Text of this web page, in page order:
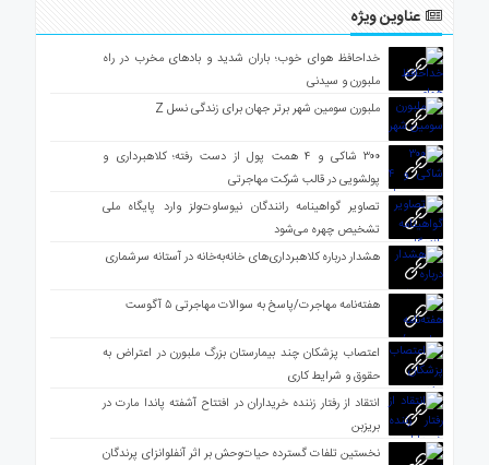
عناوین ویژه
خداحافظ هوای خوب؛ باران شدید و بادهای مخرب در راه
ملبورن و سیدنی
ملبورن سومین شهر برتر جهان برای زندگی نسل Z
۳۰۰ شاکی و ۴ همت پول از دست رفته؛ کلاهبرداری و
پولشویی در قالب شرکت مهاجرتی
تصاویر گواهینامه رانندگان نیوساوت‌ولز وارد پایگاه ملی
تشخیص چهره می‌شود
هشدار درباره کلاهبرداری‌های خانه‌به‌خانه در آستانه سرشماری
هفته‌نامه مهاجرت/پاسخ به سوالات مهاجرتی ۵ آگوست
اعتصاب پزشکان چند بیمارستان بزرگ ملبورن در اعتراض به
حقوق و شرایط کاری
انتقاد از رفتار زننده خریداران در افتتاح آشفته پاندا مارت در
بریزبن
نخستین تلفات گسترده حیات‌وحش بر اثر آنفلوانزای پرندگان